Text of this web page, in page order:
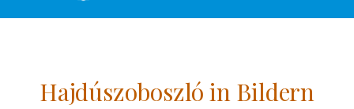
Hajdúszoboszló in Bildern